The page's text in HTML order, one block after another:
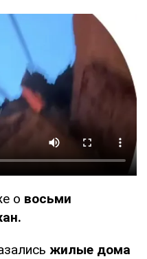
о восьми
жилые дома